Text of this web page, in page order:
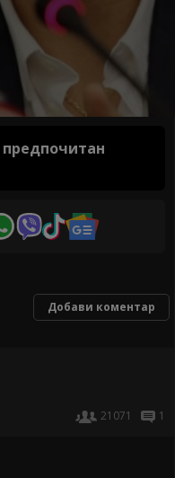
Добави коментар
21071
1